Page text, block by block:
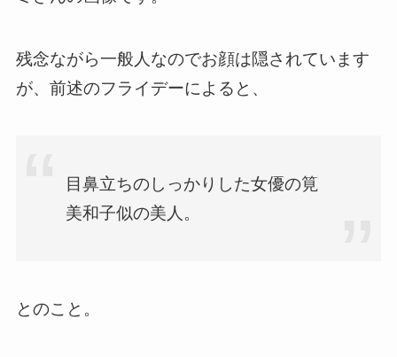
残念ながら一般人なのでお顔は隠されています
が、前述のフライデーによると、
目鼻立ちのしっかりした女優の筧
美和子似の美人。
とのこと。